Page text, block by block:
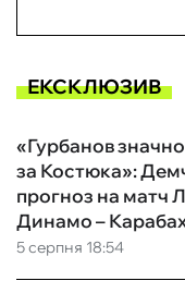
ЕКСКЛЮЗИВ
5 серпня 18:54
«Гурбанов
за Костюка»:
прогноз на матч
Динамо –